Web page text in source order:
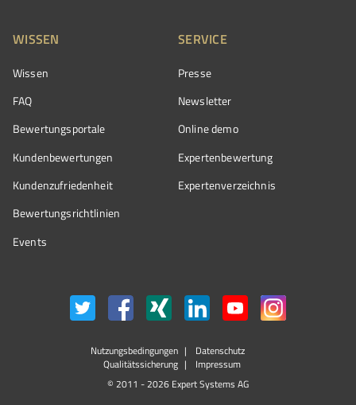
WISSEN
Wissen
FAQ
Bewertungsportale
Kundenbewertungen
Kundenzufriedenheit
Bewertungs­richtlinien
Events
SERVICE
Presse
Newsletter
Online demo
Expertenbewertung
Expertenverzeichnis
Nutzungsbedingungen
Datenschutz
Qualitätssicherung
Impressum
© 2011 - 2026 Expert Systems AG